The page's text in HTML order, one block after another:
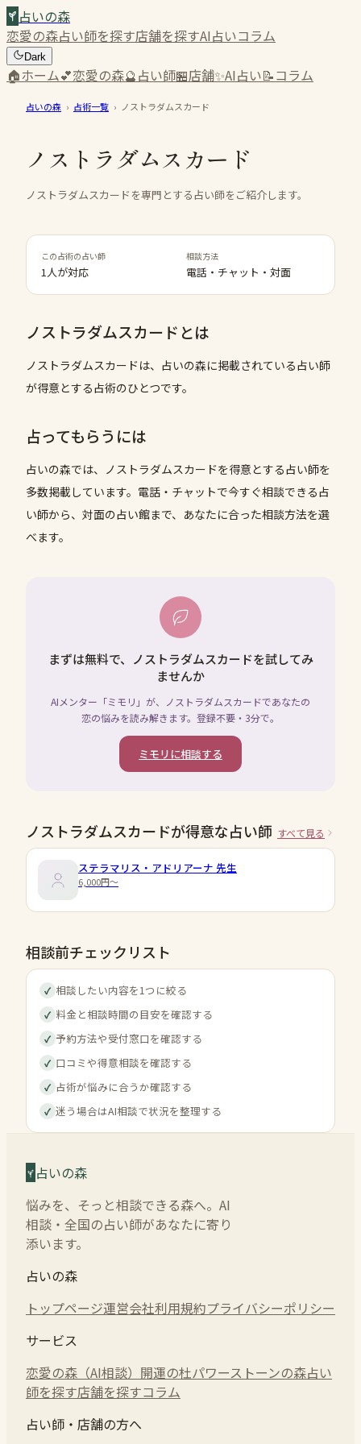
占いの森
恋愛の森占い師を探す店舗を探すAI占いコラム
Dark
🏠ホーム💕恋愛の森🔮占い師🏪店舗✨AI占い📝コラム
占いの森 › 占術一覧 › ノストラダムスカード
ノストラダムスカード
ノストラダムスカードを専門とする占い師をご紹介します。
この占術の占い師
1人が対応
相談方法
電話・チャット・対面
ノストラダムスカード とは
ノストラダムスカードは、占いの森に掲載されている占い師
が得意とする占術のひとつです。
占ってもらうには
占いの森では、 ノストラダムスカードを得意とする占い師を
多数掲載しています。電話・チャットで今すぐ相談できる占
い師から、対面の占い館まで、あなたに合った相談方法を選
べます。
まずは無料で、ノストラダムスカードを試してみ
ませんか
AIメンター「ミモリ」が、ノストラダムスカードであなたの
恋の悩みを読み解きます。登録不要・3分で。
ミモリに相談する
ノストラダムスカードが得意な占い師 すべて見る
ステラマリス・アドリアーナ 先生
6,000円〜
相談前チェックリスト
✓ 相談したい内容を1つに絞る
✓ 料金と相談時間の目安を確認する
✓ 予約方法や受付窓口を確認する
✓ 口コミや得意相談を確認する
✓ 占術が悩みに合うか確認する
✓ 迷う場合はAI相談で状況を整理する
占いの森
悩みを、そっと相談できる森へ。AI
相談・全国の占い師があなたに寄り
添います。
占いの森
トップページ運営会社利用規約プライバシーポリシー
サービス
恋愛の森（AI相談） 開運の杜パワーストーンの森占い
師を探す店舗を探すコラム
占い師・店舗の方へ